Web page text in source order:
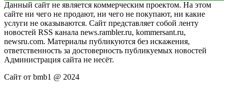
Данный сайт не является коммерческим проектом. На этом
сайте ни чего не продают, ни чего не покупают, ни какие
услуги не оказываются. Сайт представляет собой ленту
новостей RSS канала news.rambler.ru, kommersant.ru,
newsru.com. Материалы публикуются без искажения,
ответственность за достоверность публикуемых новостей
Администрация сайта не несёт.
Сайт от bmb1 @ 2024